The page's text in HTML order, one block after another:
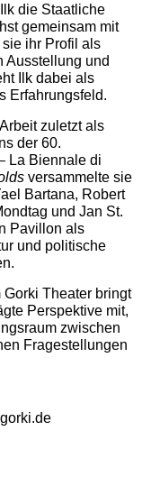
die Staatliche
gemeinsam mit
sie ihr Profil als
Ausstellung und
Ilk dabei als
Erfahrungsfeld.
zuletzt als
der 60.
La Biennale di
versammelte sie
Bartana, Robert
und Jan St.
Pavillon als
und politische
Theater bringt
Perspektive mit,
zwischen
Fragestellungen